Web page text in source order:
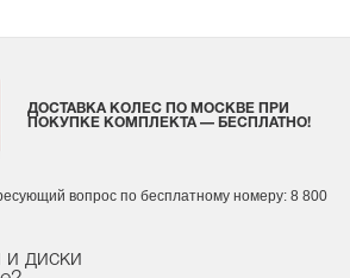
и диски
ДОСТАВКА КОЛЕС ПО МОСКВЕ ПРИ
ПОКУПКЕ КОМПЛЕКТА — БЕСПЛАТНО!
вопрос по бесплатному номеру: 8 800